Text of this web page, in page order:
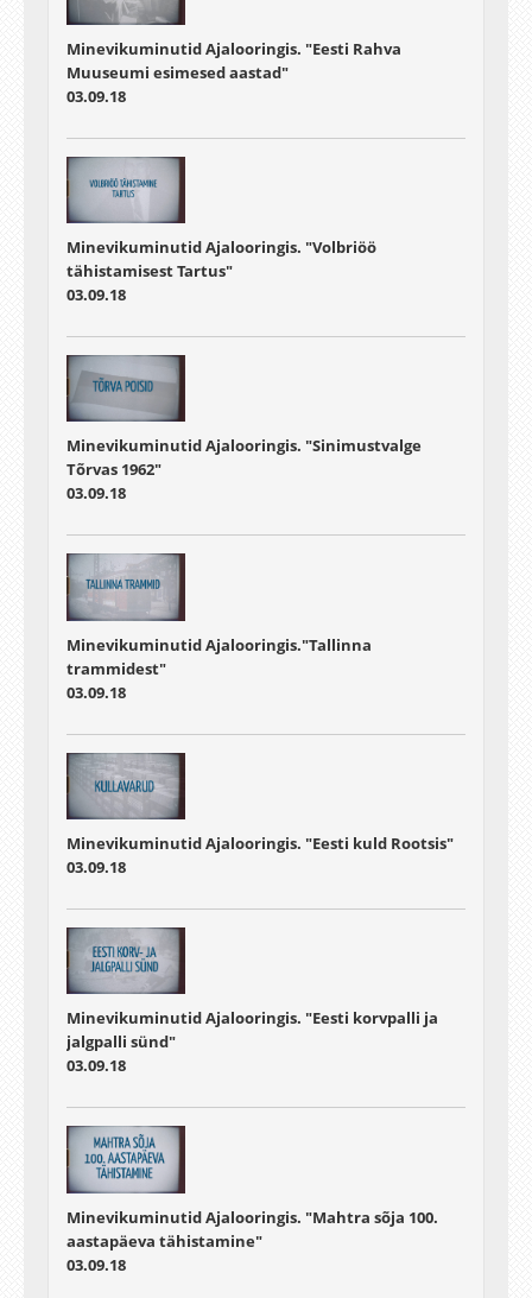
Minevikuminutid Ajalooringis. "Eesti Rahva
Muuseumi esimesed aastad"
03.09.18
Minevikuminutid Ajalooringis. "Volbriöö
tähistamisest Tartus"
03.09.18
Minevikuminutid Ajalooringis. "Sinimustvalge
Tõrvas 1962"
03.09.18
Minevikuminutid Ajalooringis."Tallinna
trammidest"
03.09.18
Minevikuminutid Ajalooringis. "Eesti kuld Rootsis"
03.09.18
Minevikuminutid Ajalooringis. "Eesti korvpalli ja
jalgpalli sünd"
03.09.18
Minevikuminutid Ajalooringis. "Mahtra sõja 100.
aastapäeva tähistamine"
03.09.18